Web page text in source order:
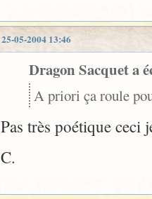
25-05-2004 13:46
Dragon Sacquet a
A priori ça roule
Pas très poétique ceci
C.